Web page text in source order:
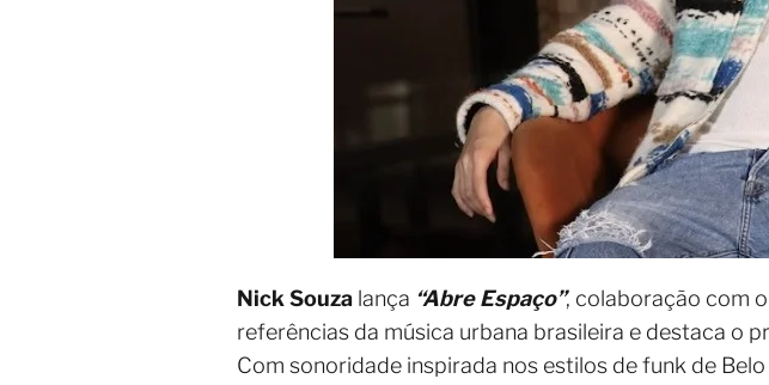
Nick Souza lança “Abre Espaço”, colaboração com
referências da música urbana brasileira e destaca o
Com sonoridade inspirada nos estilos de funk de